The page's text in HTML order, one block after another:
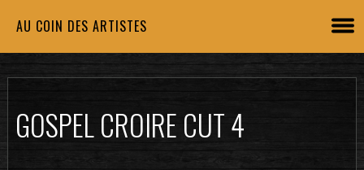
AU COIN DES ARTISTES
GOSPEL CROIRE CUT 4